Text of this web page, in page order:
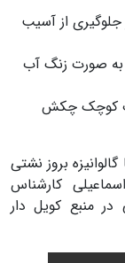
از آسیب
به صورت زنگ آب
کوچک چکش
بروز نشتی
کارشناس
منبع کویل دار